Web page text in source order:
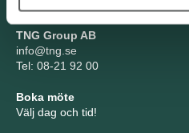
Kontakta oss
TNG Group AB
info@tng.se
Tel: 08-21 92 00
Boka möte
Välj dag och tid!